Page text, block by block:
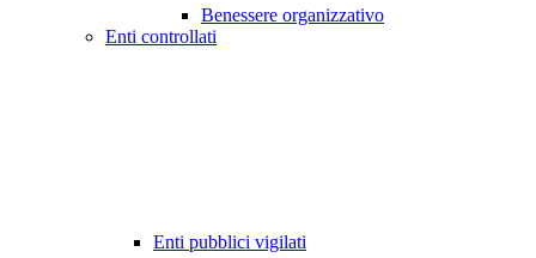
Benessere organizzativo
Enti controllati
Enti pubblici vigilati